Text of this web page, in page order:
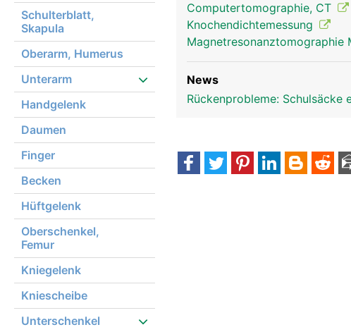
Schulterblatt,
Skapula
Oberarm, Humerus
Unterarm
Handgelenk
Daumen
Finger
Becken
Hüftgelenk
Oberschenkel,
Femur
Kniegelenk
Kniescheibe
Unterschenkel
Computertomographie, CT
Knochendichtemessung
Magnetresonanztomographie
News
Rückenprobleme: Schulsäcke